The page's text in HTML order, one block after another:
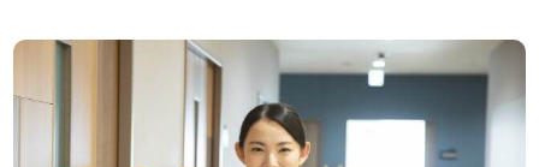
アでご利用者様のお役に立ちたい』『早期で職場のやりか
たを覚えたい、馴染みたい』『地域の方から評判の良い施
設で働きたい』『介護知識や技術力を高めたい』『転職で
施設形態や環境を変えて働きたい』等の方も大歓迎です。
募集詳細等、担当コンサルタントよりご案内します。お問